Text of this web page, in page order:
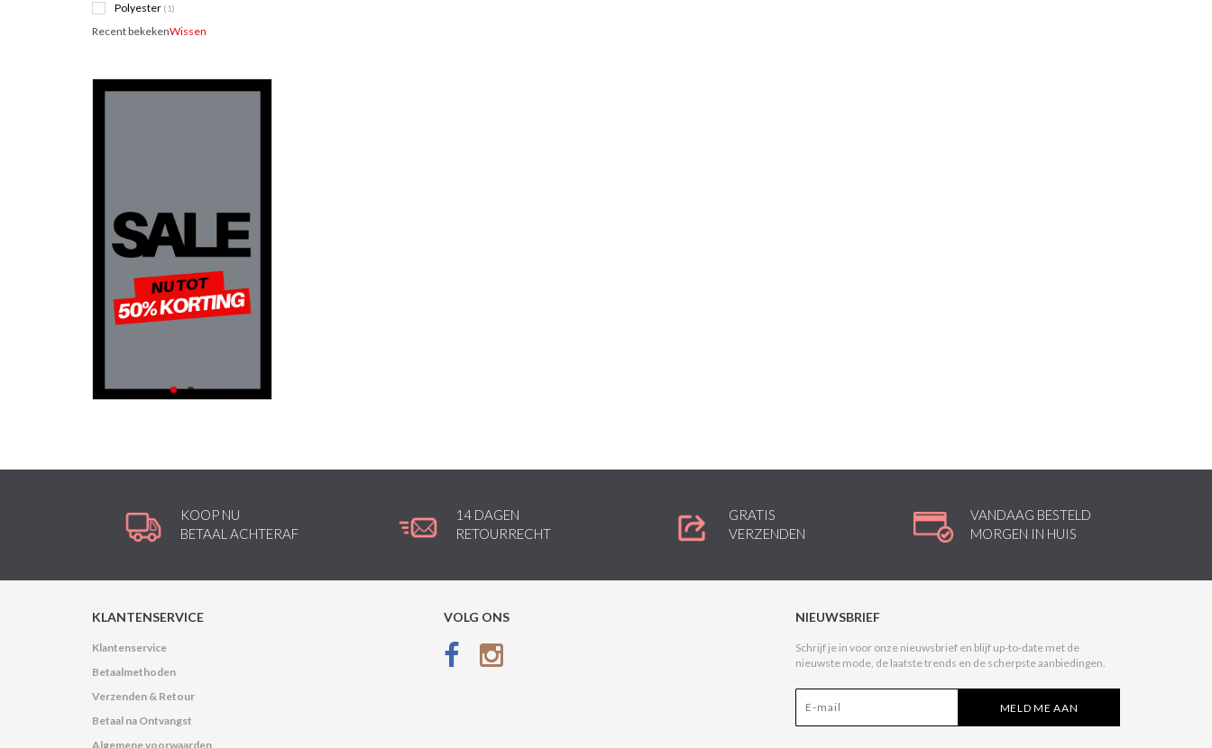
Polyester (1)
Recent bekekenWissen
KOOP NU
BETAAL ACHTERAF
14 DAGEN
RETOURRECHT
GRATIS
VERZENDEN
VANDAAG BESTELD
MORGEN IN HUIS
KLANTENSERVICE
Klantenservice
Betaalmethoden
Verzenden & Retour
Betaal na Ontvangst
Algemene voorwaarden
VOLG ONS NIEUWSBRIEF
Schrijf je in voor onze nieuwsbrief en blijf up-to-date met de
nieuwste mode, de laatste trends en de scherpste aanbiedingen.
MELD ME AAN